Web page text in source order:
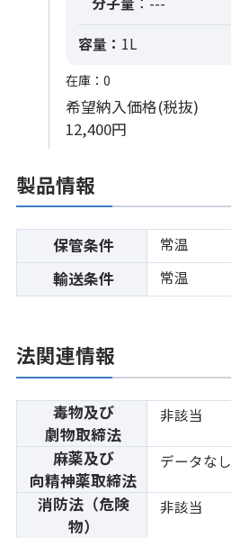
容量： 1L
在庫：0
希望納入価格(税抜)
12,400円
製品情報
保管条件 常温
輸送条件 常温
法関連情報
毒物及び
劇物取締法
非該当
麻薬及び
向精神薬取締法
データなし
消防法（危険
物）
非該当